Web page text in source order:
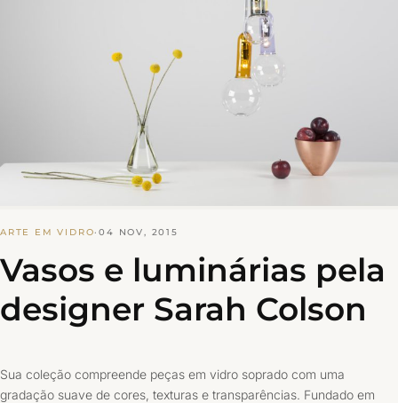
ARTE EM VIDRO·04 NOV, 2015
Vasos e luminárias pela
designer Sarah Colson
Sua coleção compreende peças em vidro soprado com uma
gradação suave de cores, texturas e transparências. Fundado em